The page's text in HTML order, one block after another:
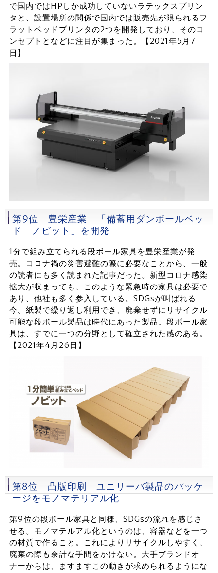
で国内ではHPしか成功していないラテックスプリン
タと、設置場所の関係で国内では販売先が限られるフ
ラットベッドプリンタの2つを開発しており、そのコ
ンセプトとなどに注目が集まった。【2021年5月7
日】
第9位 豊栄産業 「備蓄用ダンボールベッ
ド ノビット」を開発
1分で組み立てられる段ボール家具を豊栄産業が発
売。コロナ禍の災害避難の際に必要なことから、一般
の読者にも多く読まれた記事だった。新型コロナ感染
拡大が収まっても、このような緊急時の家具は必要で
あり、他社も多く参入している。SDGsが叫ばれる
今、紙製で繰り返し利用でき、廃棄せずにリサイクル
可能な段ボール製品は時代にあった製品。段ボール家
具は、すでに一つの分野として確立された感のある。
【2021年4月26日】
第8位 凸版印刷 ユニリーバ製品のパッケ
ージをモノマテリアル化
第9位の段ボール家具と同様、SDGsの流れを感じさ
せる。モノマテルアル化というのは、容器などを一つ
の材質で作ること。これによりリサイクルしやすく、
廃棄の際も余計な手間をかけない。大手ブランドオー
ナーからは、ますますこの動きが求められるようにな